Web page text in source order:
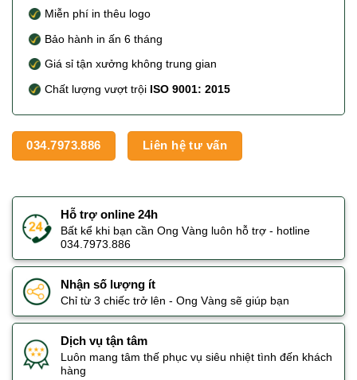
Miễn phí in thêu logo
Bảo hành in ấn 6 tháng
Giá sỉ tận xưởng không trung gian
Chất lượng vượt trội ISO 9001: 2015
034.7973.886 Liên hệ tư vấn
Hỗ trợ online 24h
Bất kể khi bạn cần Ong Vàng luôn hỗ trợ - hotline
034.7973.886
Nhận số lượng ít
Chỉ từ 3 chiếc trở lên - Ong Vàng sẽ giúp bạn
Dịch vụ tận tâm
Luôn mang tâm thế phục vụ siêu nhiệt tình đến khách
hàng